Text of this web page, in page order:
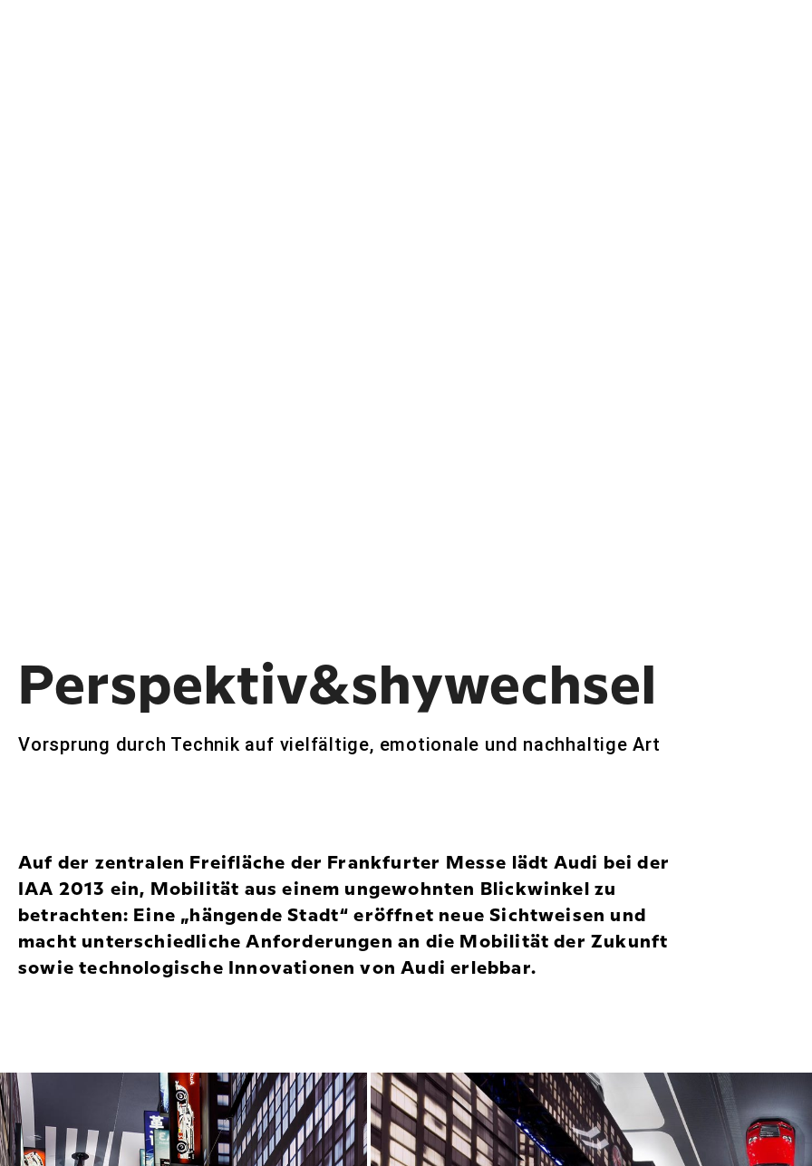
Perspektiv&shywechsel
Vorsprung durch Technik auf vielfältige, emotionale und nachhaltige Art
Auf der zentralen Freifläche der Frankfurter Messe lädt Audi bei der
IAA 2013 ein, Mobilität aus einem ungewohnten Blickwinkel zu
betrachten: Eine „hängende Stadt“ eröffnet neue Sichtweisen und
macht unterschiedliche Anforderungen an die Mobilität der Zukunft
sowie technologische Innovationen von Audi erlebbar.